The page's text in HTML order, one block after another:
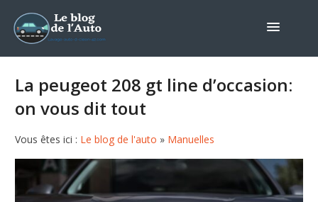
La peugeot 208 gt line d’occasion:
on vous dit tout
Vous êtes ici : Le blog de l'auto » Manuelles